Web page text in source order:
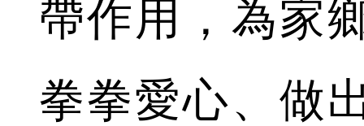
帶作用，為家
拳拳愛心、做